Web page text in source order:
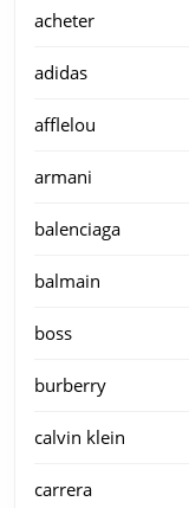
acheter
adidas
afflelou
armani
balenciaga
balmain
boss
burberry
calvin klein
carrera